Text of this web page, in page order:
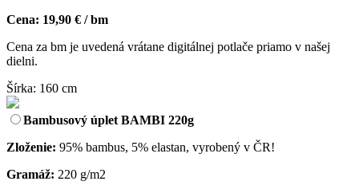
Cena: 19,90 € / bm
Cena za bm je uvedená vrátane digitálnej potlače priamo v našej
dielni.
Šírka: 160 cm
Bambusový úplet BAMBI 220g
Zloženie: 95% bambus, 5% elastan, vyrobený v ČR!
Gramáž: 220 g/m2